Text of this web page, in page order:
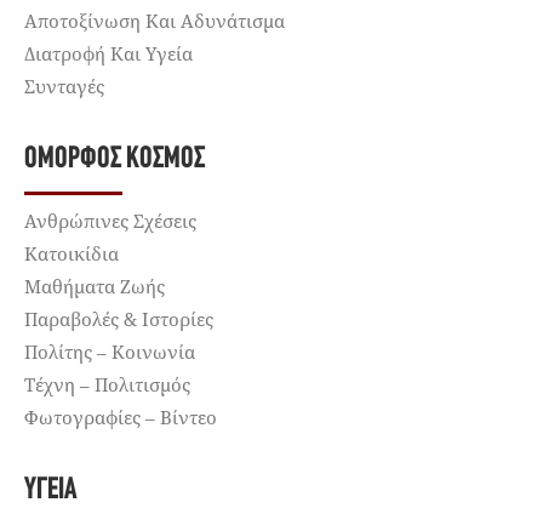
Αποτοξίνωση Και Αδυνάτισμα
Διατροφή Και Υγεία
Συνταγές
ΌΜΟΡΦΟΣ ΚΌΣΜΟΣ
Ανθρώπινες Σχέσεις
Κατοικίδια
Μαθήματα Ζωής
Παραβολές & Ιστορίες
Πολίτης – Κοινωνία
Τέχνη – Πολιτισμός
Φωτογραφίες – Βίντεο
ΥΓΕΊΑ